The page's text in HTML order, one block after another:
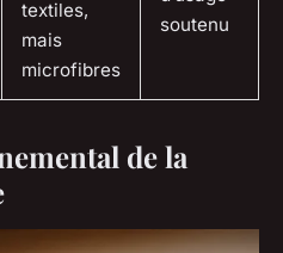
textiles,
mais
microfibres
soutenu
de la